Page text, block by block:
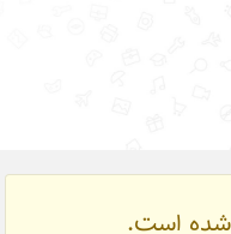
شده است.